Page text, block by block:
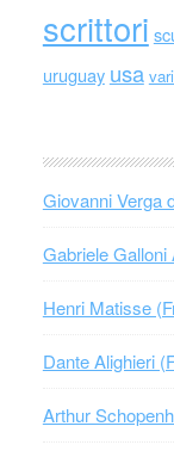
scrittori
uruguay usa
Giovanni Verga
Gabriele Galloni
Henri Matisse
Dante Alighieri
Arthur